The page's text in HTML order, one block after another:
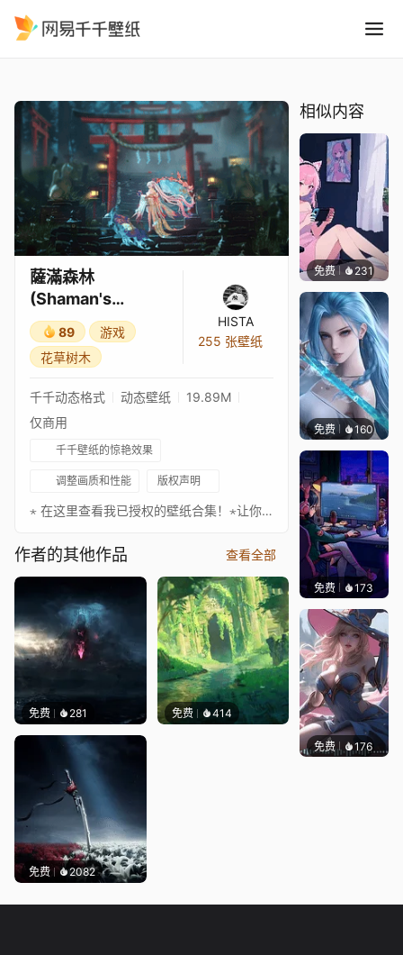
薩滿森林
(Shaman's
Forest) in 4K
89
游戏
花草树木
HISTA
255 张壁纸
千千动态格式 动态壁纸
19.89M
仅商用
千千壁纸的惊艳效果
调整画质和性能 版权声明
⋆ 在这里查看我已授权的壁纸合集！⋆让你的桌面更出色！请务必关注以下艺术家，欣赏更多精彩作品！❊ 支持作者：https://www.artstation.com/tiantian_huatang_studio你想让我为你制作壁纸吗？立即订购！如果你想支持我，请考虑捐赠。♪ Marcus Warner - The Way of Honour❧ 你可以在这里关注我：• Twitter • YouTube • Reddit • ArtStation • 我的官网
作者的其他作品 查看全部
免费 281 免费 414
免费 2082
相似内容
免费 231好看
免费 160好看
免费 173
免费 176｡